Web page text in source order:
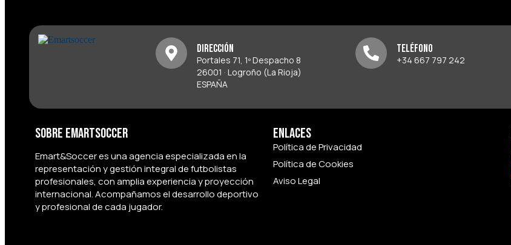
Dirección
Portales 71, 1º Despacho 8
26001 · Logroño (La Rioja)
ESPAÑA
Teléfono
+34 667 797 242
Sobre Emartsoccer
Emart&Soccer es una agencia especializada en la
representación y gestión integral de futbolistas
profesionales, con amplia experiencia y proyección
internacional. Acompañamos el desarrollo deportivo
y profesional de cada jugador.
Enlaces
Política de Privacidad
Política de Cookies
Aviso Legal